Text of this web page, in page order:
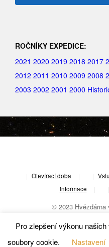
ROČNÍKY EXPEDICE:
2021 2020 2019 2018 2017
2012 2011 2010 2009 2008
2003 2002 2001 2000
Otevírací doba
informace
© 2023 Hvězdárna
Pro zlepšení výkonu
soubory cookie.
Nastavení